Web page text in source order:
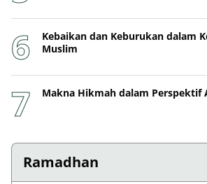
Kebaikan dan Keburukan dalam
Muslim
Makna Hikmah dalam Perspektif
Ramadhan